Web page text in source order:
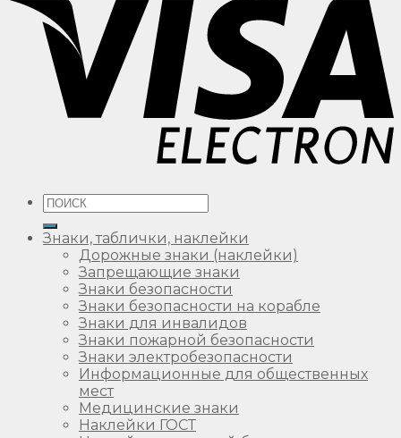
Искать:
Знаки, таблички, наклейки
Дорожные знаки (наклейки)
Запрещающие знаки
Знаки безопасности
Знаки безопасности на корабле
Знаки для инвалидов
Знаки пожарной безопасности
Знаки электробезопасности
Информационные для общественных
мест
Медицинские знаки
Наклейки ГОСТ